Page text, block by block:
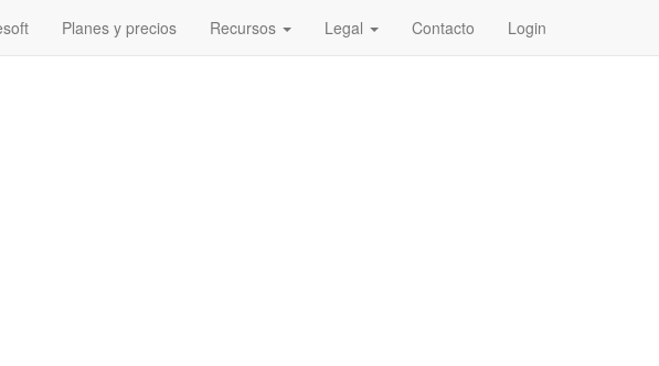
Planes y precios Recursos Legal Contacto Login